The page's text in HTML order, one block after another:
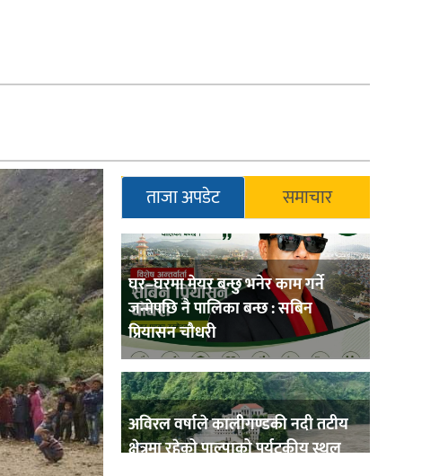
ताजा अपडेट समाचार
घर–घरमा मेयर बन्छु भनेर काम गर्ने
जन्मेपछि नै पालिका बन्छ : सबिन
प्रियासन चौधरी
अविरल वर्षाले कालीगण्डकी नदी तटीय
क्षेत्रमा रहेको पाल्पाको पर्यटकीय स्थल